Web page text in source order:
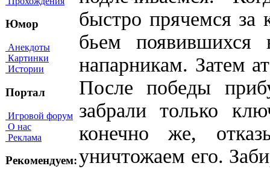
Юмор
Анекдоты
Картинки
Истории
Портал
Игровой форум
О нас
Реклама
Рекомендуем:
быстро прячемся
бьем появившихся
напарникам. Затем
После победы
забрали только
конечно же,
уничтожаем его.